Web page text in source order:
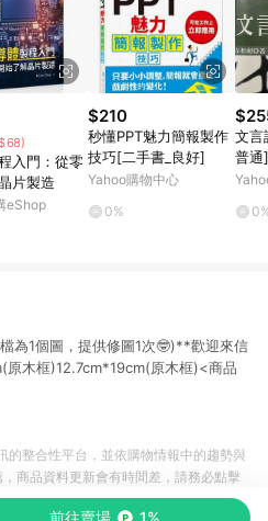
入門：從零
片製造
eShop
$210
秒懂PPT魅力簡報製作
技巧[二手書_良好]
Yahoo購物中心
0%
文言
普通]
為1個圖，提供修圖1次🤓)**歡迎來信
木框)12.7cm*19cm(原木框)<商品
前往賣場 1%
的整合性平台，並依購物情報中的趨勢與
商品資料更新會有時間差，請務必點擊
與購物條件，一切資訊以合作廠商網頁為